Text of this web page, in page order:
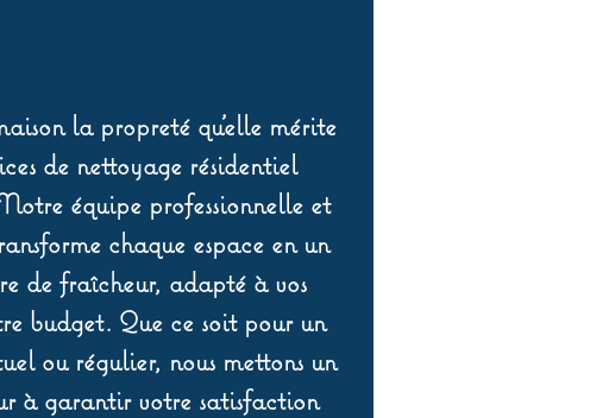
la propreté qu’elle mérite
de nettoyage résidentiel
équipe professionnelle et
chaque espace en un
de fraîcheur, adapté à vos
budget. Que ce soit pour un
ou régulier, nous mettons un
à garantir votre satisfaction